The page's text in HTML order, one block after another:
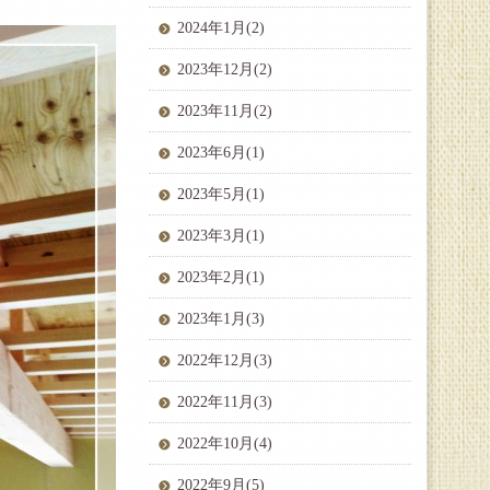
2024年1月(2)
2023年12月(2)
2023年11月(2)
2023年6月(1)
2023年5月(1)
2023年3月(1)
2023年2月(1)
2023年1月(3)
2022年12月(3)
2022年11月(3)
2022年10月(4)
2022年9月(5)